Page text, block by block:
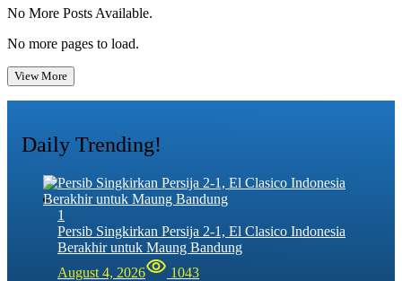
No More Posts Available.
No more pages to load.
View More
Daily Trending!
1
Persib Singkirkan Persija 2-1, El Clasico Indonesia
Berakhir untuk Maung Bandung
August 4, 2026
1043